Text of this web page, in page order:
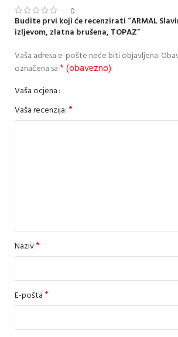
0
Budite prvi koji će recenzirati “ARMAL
izljevom, zlatna brušena, TOPAZ”
Vaša adresa e-pošte neće biti objavljena.
označena sa* (obavezno)
Vaša ocjena
Vaša recenzija:*
Naziv*
E-pošta*